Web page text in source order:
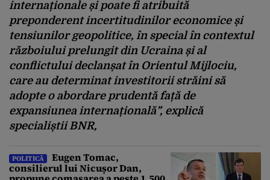
internaționale și poate fi atribuită
preponderent incertitudinilor economice și
tensiunilor geopolitice, în special în contextul
războiului prelungit din Ucraina și al
conflictului declanșat în Orientul Mijlociu,
care au determinat investitorii străini să
adopte o abordare prudentă față de
expansiunea internațională”, explică
specialiștii BNR,
POLITICĂ
Eugen Tomac,
consilierul lui Nicușor Dan,